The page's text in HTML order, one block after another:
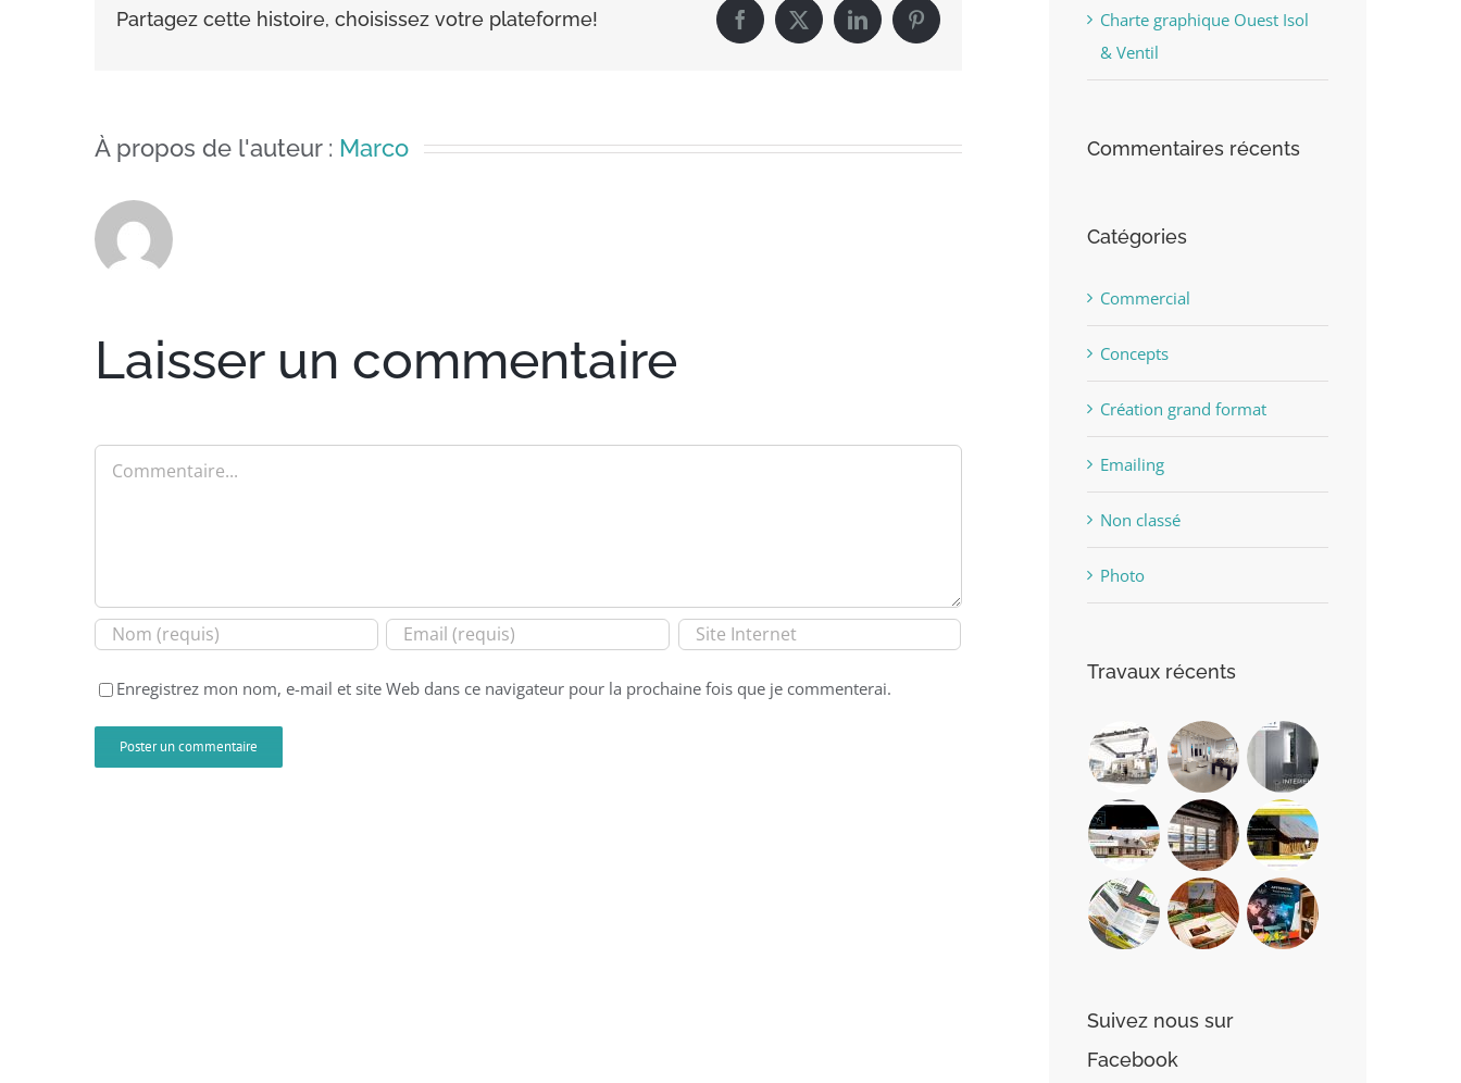
Partagez cette histoire, choisissez votre plateforme! Facebook
X LinkedInPinterest
À propos de l'auteur : Marco
Laisser un commentaire
Commentaire
Enregistrez mon nom, e-mail et site Web dans ce navigateur pour la prochaine fois que je commenterai.
Charte graphique Ouest Isol
& Ventil
Commentaires récents
Catégories
Commercial
Concepts
Création grand format
Emailing
Non classé
Photo
Travaux récents
Suivez nous sur
Facebook